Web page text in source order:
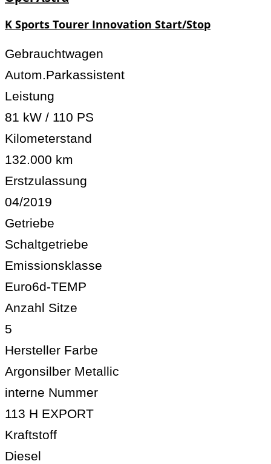
K Sports Tourer Innovation Start/Stop
Gebrauchtwagen
Autom.Parkassistent
Leistung
81 kW / 110 PS
Kilometerstand
132.000 km
Erstzulassung
04/2019
Getriebe
Schaltgetriebe
Emissionsklasse
Euro6d-TEMP
Anzahl Sitze
5
Hersteller Farbe
Argonsilber Metallic
interne Nummer
113 H EXPORT
Kraftstoff
Diesel